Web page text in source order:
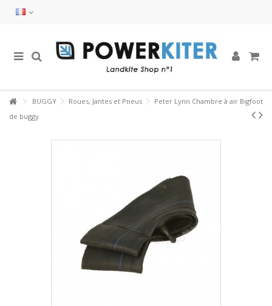
BUGGY Roues, Jantes et Pneus
Peter Lynn Chambre à air Bigfoot
de buggy